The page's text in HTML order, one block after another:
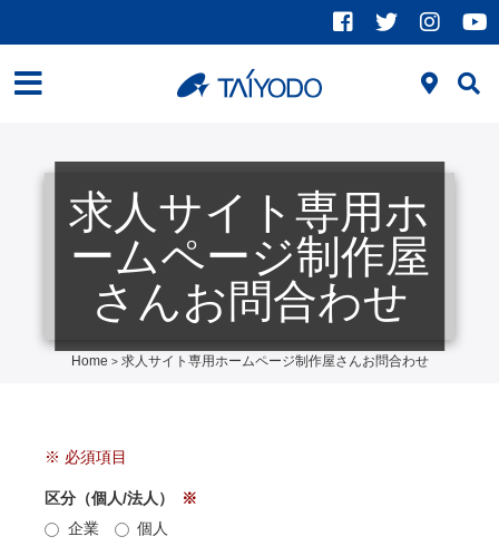
求人サイト専用ホ
ームページ制作屋
さんお問合わせ
Home > 求人サイト専用ホームページ制作屋さんお問合わせ
区分（個人/法人）
企業
個人